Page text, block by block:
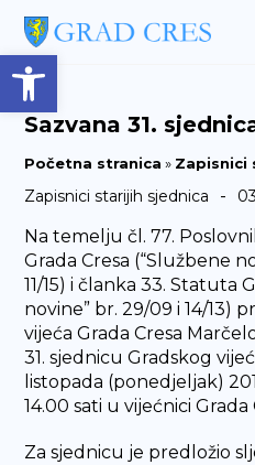
Open toolbar
Sazvana 31.
Početna stranica » Zapisnici
Zapisnici starijih sjednica -
Na temelju čl. 77.
Grada Cresa (“Službene
11/15) i članka 33. Statuta
novine” br. 29/09 i 14/13)
vijeća Grada Cresa
31. sjednicu Gradskog
listopada (ponedjeljak)
14.00 sati u vijećnici Grada
Za sjednicu je predložio